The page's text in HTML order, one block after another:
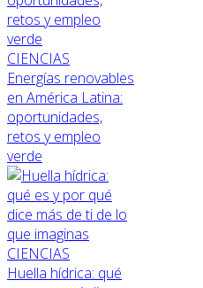
CIENCIAS
Energías renovables
en América Latina:
oportunidades,
retos y empleo
verde
CIENCIAS
Huella hídrica: qué